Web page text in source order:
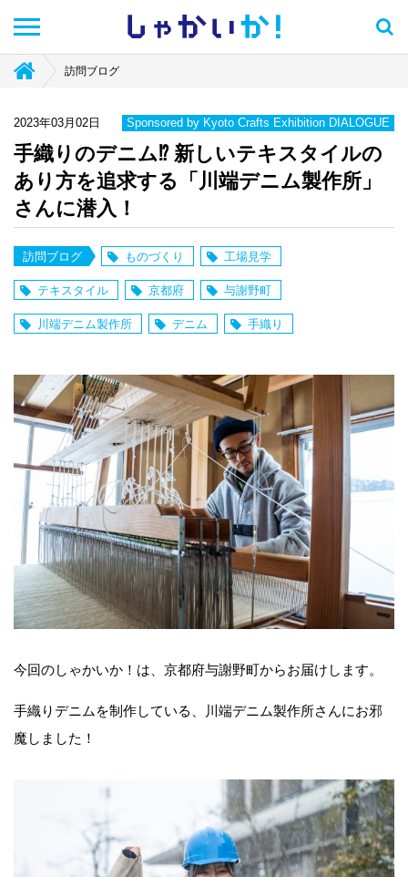
しゃかい か！
訪問ブログ
2023年03月02日 Sponsored by Kyoto Crafts Exhibition DIALOGUE
手織りのデニム⁉︎ 新しいテキスタイルの
あり方を追求する「川端デニム製作所」
さんに潜入！
訪問ブログ ものづくり 工場見学
テキスタイル 京都府 与謝野町
川端デニム製作所 デニム 手織り
今回のしゃかいか！は、京都府与謝野町からお届けします。
手織りデニムを制作している、川端デニム製作所さんにお邪
魔しました！